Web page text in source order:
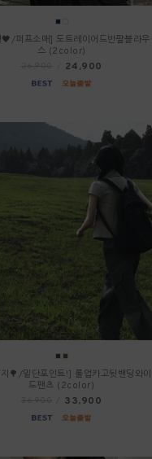
퍼프소매] 도트레이어드반팔블라우
스 (2color)
24,900
🌳/밑단포인트!] 롤업카고뒷밴딩와이
드팬츠 (2color)
33,900